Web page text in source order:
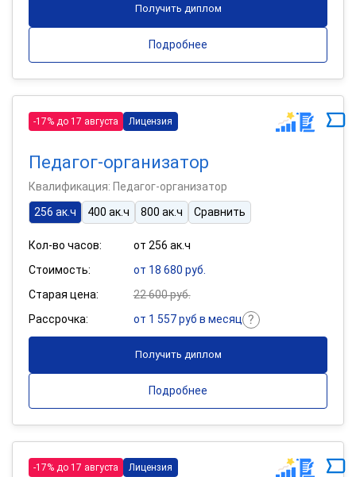
Получить диплом
Подробнее
-17% до 17 августа Лицензия
Педагог-организатор
Квалификация: Педагог-организатор
256 ак.ч
400 ак.ч 800 ак.ч Сравнить
Кол-во часов:
от 256 ак.ч
Стоимость:
от 18 680 руб.
Старая цена:
22 600 руб.
Рассрочка:
от 1 557 руб в месяц
Получить диплом
Подробнее
-17% до 17 августа Лицензия